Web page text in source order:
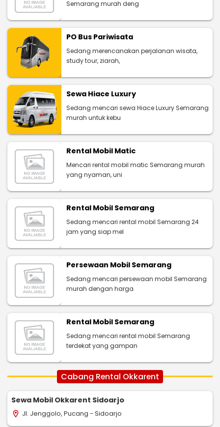
Semarang murah deng
PO Bus Pariwisata
Sedang merencanakan perjalanan wisata,
study tour, ziarah,
Sewa Hiace Luxury
Sedang mencari sewa Hiace Luxury Semarang
murah untuk kebu
Rental Mobil Matic
Mencari rental mobil matic Semarang murah
yang nyaman, uni
Rental Mobil Semarang
Sedang mencari rental mobil Semarang 24
jam yang siap mel
Persewaan Mobil Semarang
Sedang mencari persewaan mobil Semarang
murah dengan harga
Rental Mobil Semarang
Sedang mencari rental mobil Semarang
terdekat yang gampan
Cabang Rental Okkarent
Sewa Mobil Okkarent Sidoarjo
location_on Jl. Jenggolo, Pucang - Sidoarjo